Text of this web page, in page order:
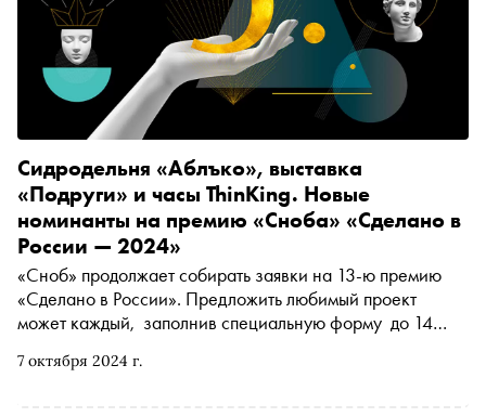
7 октября 2024 г.
Сидродельня «Аблъко», выставка
«Подруги» и часы ThinKing. Новые
номинанты на премию «Сноба» «Сделано в
России — 2024»
«Сноб» продолжает собирать заявки на 13-ю премию
«Сделано в России». Предложить любимый проект
может каждый, заполнив специальную форму до 14